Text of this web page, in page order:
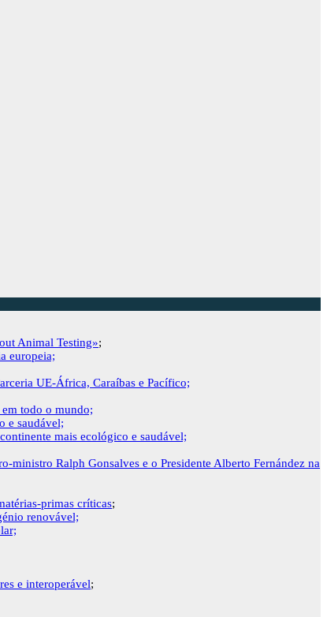
Animal Testing»;
europeia;
UE-África, Caraíbas e Pacífico;
todo o mundo;
e saudável;
mais ecológico e saudável;
ministro Ralph Gonsalves e o Presidente Alberto Fernández na
primas críticas;
renovável;
e interoperável;